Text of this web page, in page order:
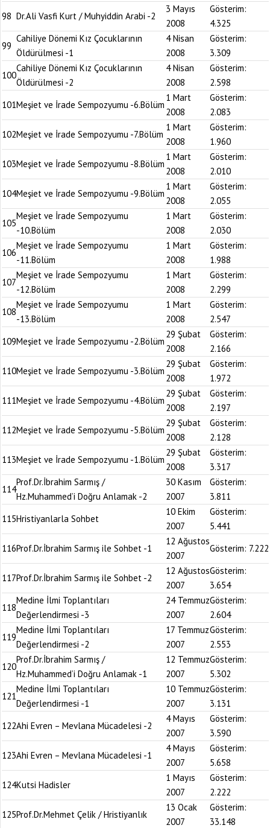
98 Dr.Ali Vasfi Kurt / Muhyiddin Arabi -2
3 Mayıs
2008
Gösterim:
4.325
99
Cahiliye Dönemi Kız Çocuklarının
Öldürülmesi -1
4 Nisan
2008
Gösterim:
3.309
100
Cahiliye Dönemi Kız Çocuklarının
Öldürülmesi -2
4 Nisan
2008
Gösterim:
2.598
101Meşiet ve İrade Sempozyumu -6.Bölüm
1 Mart
2008
Gösterim:
2.083
102Meşiet ve İrade Sempozyumu -7.Bölüm
1 Mart
2008
Gösterim:
1.960
103Meşiet ve İrade Sempozyumu -8.Bölüm
1 Mart
2008
Gösterim:
2.010
104Meşiet ve İrade Sempozyumu -9.Bölüm
1 Mart
2008
Gösterim:
2.055
105
Meşiet ve İrade Sempozyumu
-10.Bölüm
1 Mart
2008
Gösterim:
2.030
106
Meşiet ve İrade Sempozyumu
-11.Bölüm
1 Mart
2008
Gösterim:
1.988
107
Meşiet ve İrade Sempozyumu
-12.Bölüm
1 Mart
2008
Gösterim:
2.299
108
Meşiet ve İrade Sempozyumu
-13.Bölüm
1 Mart
2008
Gösterim:
2.547
109Meşiet ve İrade Sempozyumu -2.Bölüm
29 Şubat
2008
Gösterim:
2.166
110Meşiet ve İrade Sempozyumu -3.Bölüm
29 Şubat
2008
Gösterim:
1.972
111Meşiet ve İrade Sempozyumu -4.Bölüm
29 Şubat
2008
Gösterim:
2.197
112Meşiet ve İrade Sempozyumu -5.Bölüm
29 Şubat
2008
Gösterim:
2.128
113Meşiet ve İrade Sempozyumu -1.Bölüm
29 Şubat
2008
Gösterim:
3.317
114
Prof.Dr.İbrahim Sarmış /
Hz.Muhammed’i Doğru Anlamak -2
30 Kasım
2007
Gösterim:
3.811
115Hristiyanlarla Sohbet
10 Ekim
2007
Gösterim:
5.441
116Prof.Dr.İbrahim Sarmış ile Sohbet -1
12 Ağustos
2007
Gösterim: 7.222
117Prof.Dr.İbrahim Sarmış ile Sohbet -2
12 Ağustos
2007
Gösterim:
3.654
118
Medine İlmi Toplantıları
Değerlendirmesi -3
24 Temmuz
2007
Gösterim:
2.604
119
Medine İlmi Toplantıları
Değerlendirmesi -2
17 Temmuz
2007
Gösterim:
2.553
120
Prof.Dr.İbrahim Sarmış /
Hz.Muhammed’i Doğru Anlamak -1
12 Temmuz
2007
Gösterim:
5.302
121
Medine İlmi Toplantıları
Değerlendirmesi -1
10 Temmuz
2007
Gösterim:
3.131
122Ahi Evren – Mevlana Mücadelesi -2
4 Mayıs
2007
Gösterim:
3.590
123Ahi Evren – Mevlana Mücadelesi -1
4 Mayıs
2007
Gösterim:
5.658
124Kutsi Hadisler
1 Mayıs
2007
Gösterim:
2.222
125Prof.Dr.Mehmet Çelik / Hristiyanlık
13 Ocak
2007
Gösterim:
33.148